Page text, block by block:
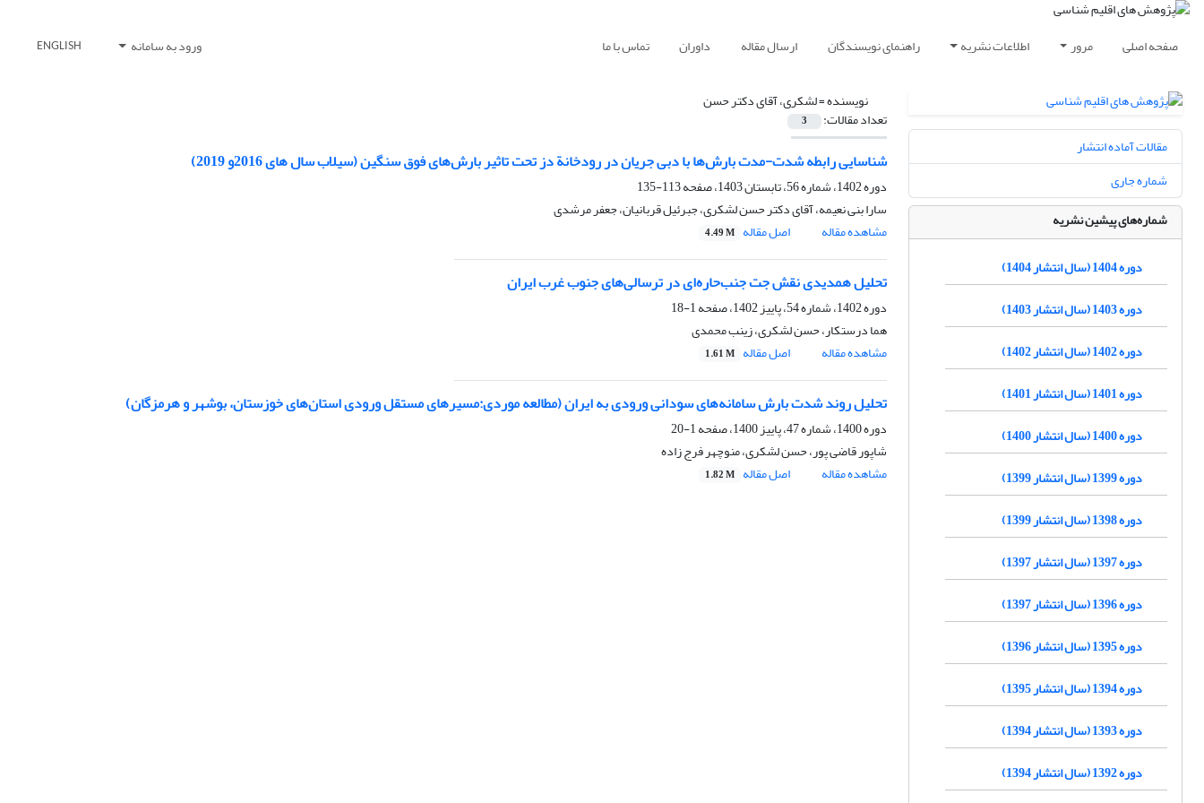
صفحه اصلی مرور اطلاعات نشریه راهنمای نویسندگان ارسال مقاله داوران تماس با ما ورود به سامانه ENGLISH
نویسنده =لشکری، آقای دکتر حسن
تعداد مقالات: 3
شناسایی رابطه شدت-مدت بارش‌ها با دبی جریان در رودخانة دز تحت تاثیر بارش‌های فوق سنگین (سیلاب سال های 2016و 2019)
دوره 1402، شماره 56، تابستان 1403، صفحه
113-135
سارا بنی نعیمه، آقای دکتر حسن لشکری، جبرئیل قربانیان، جعفر مرشدی
مشاهده مقاله
اصل مقاله 4.49 M
تحلیل همدیدی نقش جت جنب‌حاره‌ای در ترسالی‌های جنوب غرب ایران
دوره 1402، شماره 54، پاییز 1402، صفحه
1-18
هما درستکار، حسن لشکری، زینب محمدی
مشاهده مقاله
اصل مقاله 1.61 M
تحلیل روند شدت بارش سامانه‌های سودانی ورودی به ایران (مطالعه موردی:مسیرهای مستقل ورودی استان‌های خوزستان، بوشهر و هرمزگان)
دوره 1400، شماره 47، پاییز 1400، صفحه
1-20
شاپور قاضی پور، حسن لشکری، منوچهر فرج زاده
مشاهده مقاله
اصل مقاله 1.82 M
مقالات آماده انتشار
شماره جاری
شماره‌های پیشین نشریه
دوره 1404 (سال انتشار 1404)
دوره 1403 (سال انتشار 1403)
دوره 1402 (سال انتشار 1402)
دوره 1401 (سال انتشار 1401)
دوره 1400 (سال انتشار 1400)
دوره 1399 (سال انتشار 1399)
دوره 1398 (سال انتشار 1399)
دوره 1397 (سال انتشار 1397)
دوره 1396 (سال انتشار 1397)
دوره 1395 (سال انتشار 1396)
دوره 1394 (سال انتشار 1395)
دوره 1393 (سال انتشار 1394)
دوره 1392 (سال انتشار 1394)